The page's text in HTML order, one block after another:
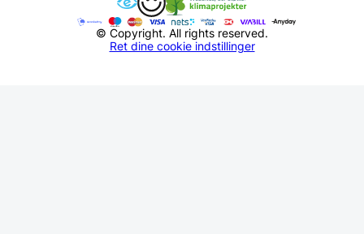
© Copyright. All rights reserved.
Ret dine cookie indstillinger